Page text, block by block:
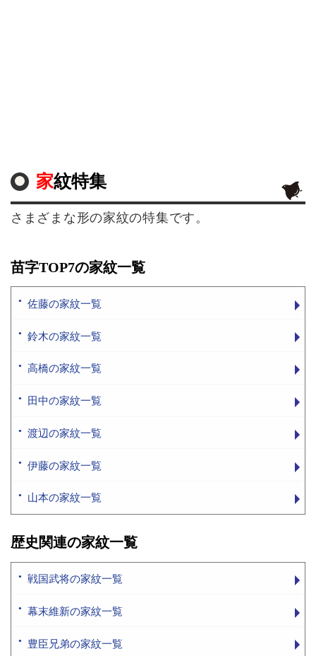
家紋特集
さまざまな形の家紋の特集です。
苗字TOP7の家紋一覧
佐藤の家紋一覧
鈴木の家紋一覧
高橋の家紋一覧
田中の家紋一覧
渡辺の家紋一覧
伊藤の家紋一覧
山本の家紋一覧
歴史関連の家紋一覧
戦国武将の家紋一覧
幕末維新の家紋一覧
豊臣兄弟の家紋一覧